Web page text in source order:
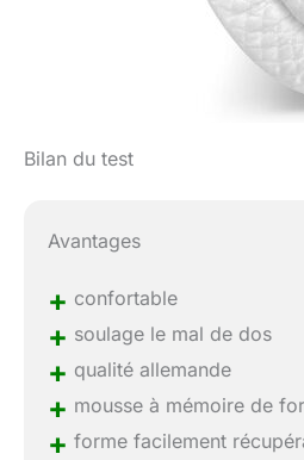
Bilan du test
Avantages
+ confortable
+ soulage le mal de dos
+ qualité allemande
+ mousse à mémoire de
+ forme facilement